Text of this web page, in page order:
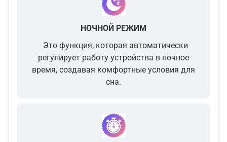
НОЧНОЙ РЕЖИМ
Это функция, которая автоматически
регулирует работу устройства в ночное
время, создавая комфортные условия для
сна.